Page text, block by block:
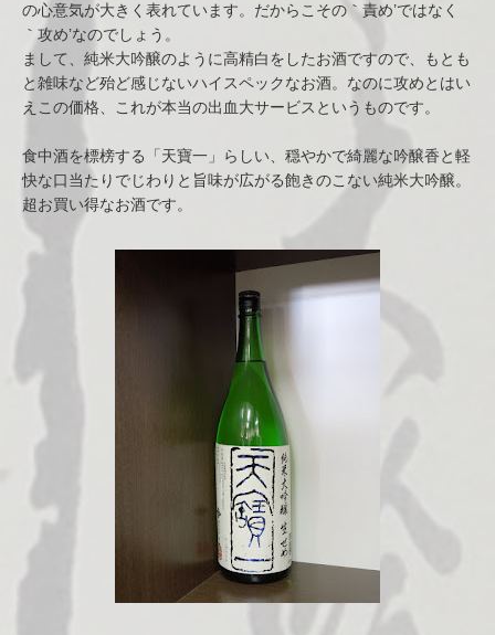
の心意気が大きく表れています。だからこその｀責め’ではなく
｀攻め’なのでしょう。
まして、純米大吟醸のように高精白をしたお酒ですので、もとも
と雑味など殆ど感じないハイスペックなお酒。なのに攻めとはい
えこの価格、これが本当の出血大サービスというものです。
食中酒を標榜する「天寶一」らしい、穏やかで綺麗な吟醸香と軽
快な口当たりでじわりと旨味が広がる飽きのこない純米大吟醸。
超お買い得なお酒です。